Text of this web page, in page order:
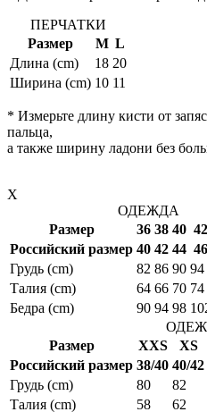
ПЕРЧАТКИ
Размер
M L
Длина (cm)
18 20
Ширина (cm) 10 11
* Измерьте длину кисти от
пальца,
а также ширину ладони без
X
ОДЕЖДА
Размер
36 38 40 42
Российский размер 40 42 44 46
Грудь (cm)
82 86 90 94
Талия (cm)
64 66 70 74
Бедра (cm)
90 94 98
Размер
XXS XS
Российский размер 38/40 40/42
Грудь (cm)
80 82
Талия (cm)
58 62